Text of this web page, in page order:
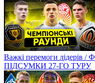
Важкі перемоги лідерів /
ПІДСУМКИ 27-ГО ТУРУ